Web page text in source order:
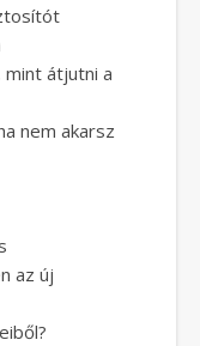
átjutni a
nem akarsz
az új